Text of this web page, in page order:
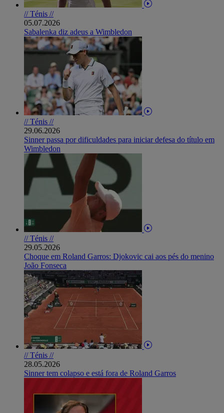
// Ténis //
05.07.2026
Sabalenka diz adeus a Wimbledon
// Ténis //
29.06.2026
Sinner passa por dificuldades para iniciar defesa do título em
Wimbledon
// Ténis //
29.05.2026
Choque em Roland Garros: Djokovic cai aos pés do menino
João Fonseca
// Ténis //
28.05.2026
Sinner tem colapso e está fora de Roland Garros